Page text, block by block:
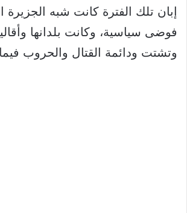
إبان تلك الفترة كانت شبه الجزيرة
فوضى سياسية، وكانت بلدانها
وتشتت ودائمة القتال والحروب فيما